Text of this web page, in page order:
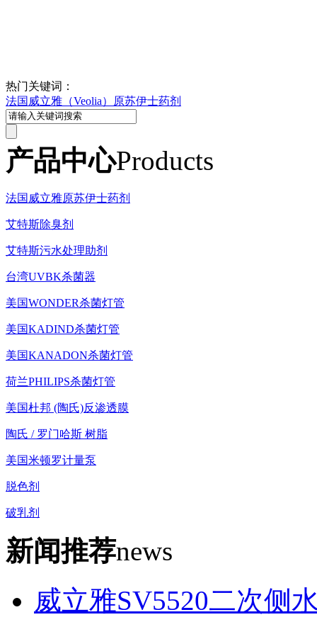
热门关键词：
法国威立雅（Veolia）原苏伊士药剂
产品中心Products
法国威立雅原苏伊士药剂
艾特斯除臭剂
艾特斯污水处理助剂
台湾UVBK杀菌器
美国WONDER杀菌灯管
美国KADIND杀菌灯管
美国KANADON杀菌灯管
荷兰PHILIPS杀菌灯管
美国杜邦 (陶氏)反渗透膜
陶氏 / 罗门哈斯 树脂
美国米顿罗计量泵
脱色剂
破乳剂
新闻推荐news
威立雅SV5520二次侧